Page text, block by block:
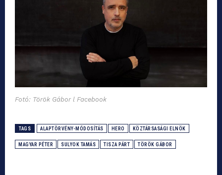
Fotó: Török Gábor l Facebook
TAGS ALAPTÖRVÉNY-MÓDOSÍTÁS HERO KÖZTÁRSASÁGI ELNÖK
MAGYAR PÉTER SULYOK TAMÁS TISZA PÁRT TÖRÖK GÁBOR